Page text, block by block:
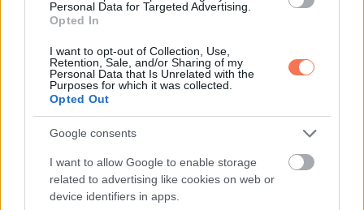
Personal Data for Targeted Advertising.
Opted In
I want to opt-out of Collection, Use,
Retention, Sale, and/or Sharing of my
Personal Data that Is Unrelated with the
Purposes for which it was collected.
Opted Out
Google consents
I want to allow Google to enable storage
related to advertising like cookies on web or
device identifiers in apps.
Oszd meg ezt a posztot:
WhatsappReddit Share
via